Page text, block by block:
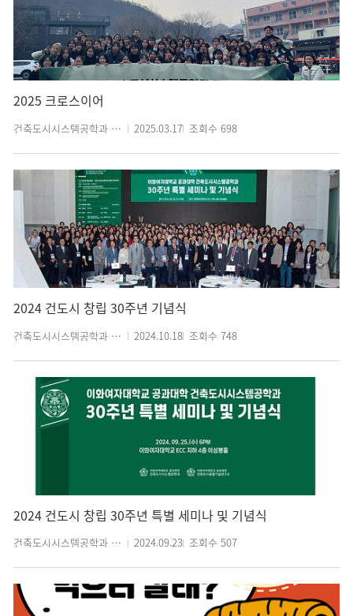
2025 크로스이어
건축도시시스템공학과 관리자 2025.03.17 조회수 698
2024 건도시 창립 30주년 기념식
건축도시시스템공학과 관리자 2024.10.18 조회수 748
2024 건도시 창립 30주년 특별 세미나 및 기념식
건축도시시스템공학과 관리자 2024.09.23 조회수 507